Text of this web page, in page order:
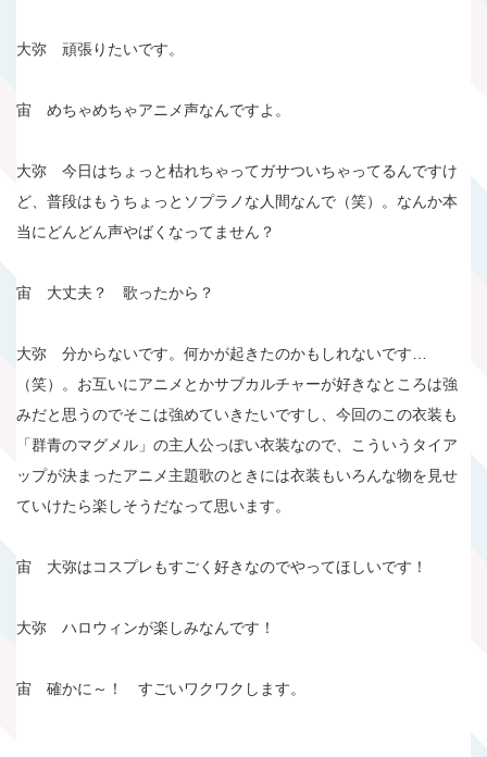
大弥 頑張りたいです。
宙 めちゃめちゃアニメ声なんですよ。
大弥 今日はちょっと枯れちゃってガサついちゃってるんですけ
ど、普段はもうちょっとソプラノな人間なんで（笑）。なんか本
当にどんどん声やばくなってません？
宙 大丈夫？ 歌ったから？
大弥 分からないです。何かが起きたのかもしれないです…
（笑）。お互いにアニメとかサブカルチャーが好きなところは強
みだと思うのでそこは強めていきたいですし、今回のこの衣装も
「群青のマグメル」の主人公っぽい衣装なので、こういうタイア
ップが決まったアニメ主題歌のときには衣装もいろんな物を見せ
ていけたら楽しそうだなって思います。
宙 大弥はコスプレもすごく好きなのでやってほしいです！
大弥 ハロウィンが楽しみなんです！
宙 確かに～！ すごいワクワクします。